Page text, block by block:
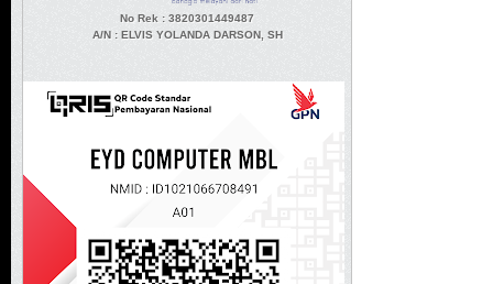
No Rek : 3820301449487
A/N : ELVIS YOLANDA DARSON, SH